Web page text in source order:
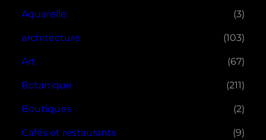
Aquarelle (3)
architecture (103)
Art (67)
Botanique (211)
Boutiques (2)
Cafés et restaurants (9)